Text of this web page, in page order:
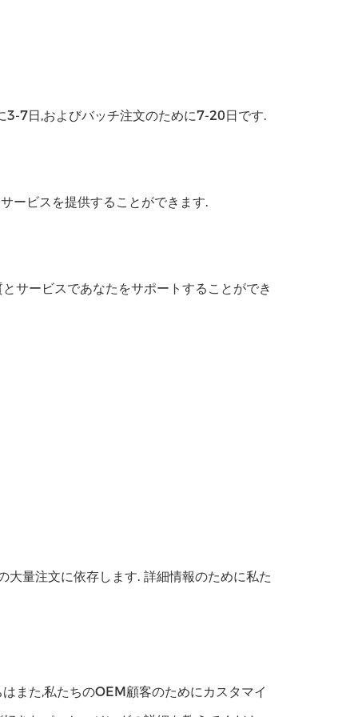
3-7日,およびバッチ注文のために7-20日です.
ービスを提供することができます.
サービスであなたをサポートすることができ
大量注文に依存します. 詳細情報のために私た
また,私たちのOEM顧客のためにカスタマイ